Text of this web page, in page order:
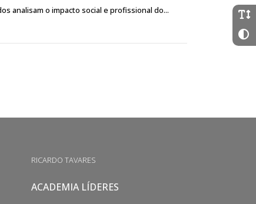
analisam o impacto social e profissional do...
RICARDO TAVARES
ACADEMIA LÍDERES